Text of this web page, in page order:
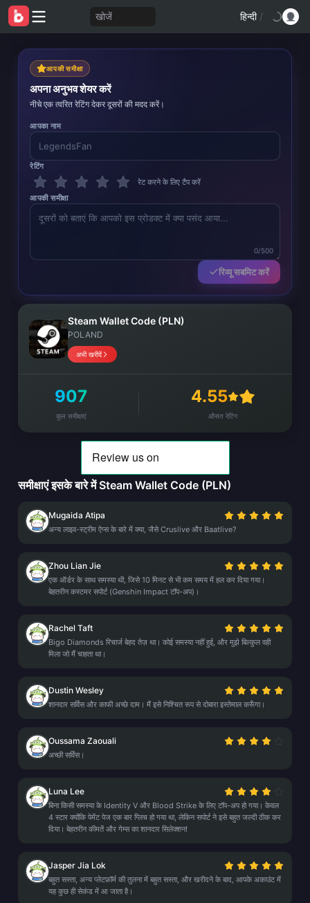
खोजें हिन्दी /
आपकी समीक्षा
अपना अनुभव शेयर करें
नीचे एक त्वरित रेटिंग देकर दूसरों की मदद करें।
आपका नाम
रेटिंग
रेट करने के लिए टैप करें
आपकी समीक्षा
0/500
रिव्यू सबमिट करें
Steam Wallet Code (PLN)
POLAND
अभी खरीदें
907
कुल समीक्षाएं
4.55
औसत रेटिंग
समीक्षाएं इसके बारे में Steam Wallet Code (PLN)
Mugaida Atipa
अन्य लाइव-स्ट्रीम ऐप्स के बारे में क्या, जैसे Cruslive और Baatlive?
Zhou Lian Jie
एक ऑर्डर के साथ समस्या थी, जिसे 10 मिनट से भी कम समय में हल कर दिया गया।
बेहतरीन कस्टमर सपोर्ट (Genshin Impact टॉप-अप)।
Rachel Taft
Bigo Diamonds रिचार्ज बेहद तेज़ था। कोई समस्या नहीं हुई, और मुझे बिल्कुल वही
मिला जो मैं चाहता था।
Dustin Wesley
शानदार सर्विस और काफी अच्छे दाम। मैं इसे निश्चित रूप से दोबारा इस्तेमाल करूँगा।
Oussama Zaouali
अच्छी सर्विस।
Luna Lee
बिना किसी समस्या के Identity V और Blood Strike के लिए टॉप-अप हो गया। केवल
4 स्टार क्योंकि पेमेंट पेज एक बार ग्लिच हो गया था, लेकिन सपोर्ट ने इसे बहुत जल्दी ठीक कर
दिया। बेहतरीन कीमतें और गेम्स का शानदार सिलेक्शन!
Jasper Jia Lok
बहुत सस्ता, अन्य प्लेटफ़ॉर्म की तुलना में बहुत सस्ता, और खरीदने के बाद, आपके अकाउंट में
यह कुछ ही सेकंड में आ जाता है।